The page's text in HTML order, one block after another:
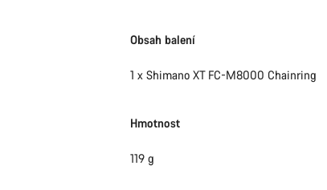
Obsah balení
1 x Shimano XT FC-M8000 Chainring
Hmotnost
119 g